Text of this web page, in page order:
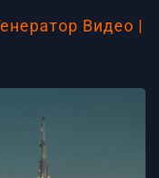
Видео |